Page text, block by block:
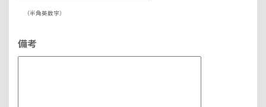
（半角英数字）
備考